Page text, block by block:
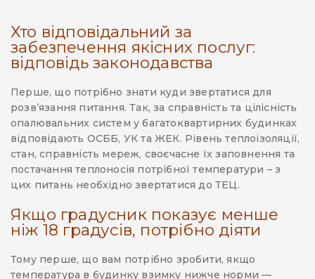
Хто відповідальний за
забезпечення якісних послуг:
відповідь законодавства
Перше, що потрібно знати куди звертатися для
розв’язання питання. Так, за справність та цілісність
опалювальних систем у багатоквартирних будинках
відповідають ОСББ, УК та ЖЕК. Рівень теплоізоляції,
стан, справність мереж, своєчасне їх заповнення та
постачання теплоносія потрібної температури – з
цих питань необхідно звертатися до ТЕЦ.
Якщо градусник показує менше
ніж 18 градусів, потрібно діяти
Тому перше, що вам потрібно зробити, якщо
температура в будинку взимку нижче норми —